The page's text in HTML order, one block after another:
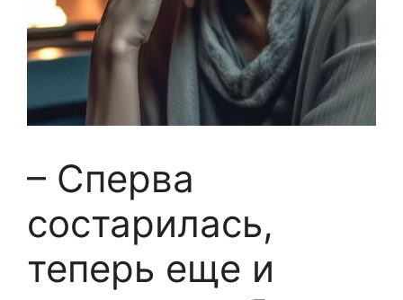
– Сперва
состарилась,
теперь еще и